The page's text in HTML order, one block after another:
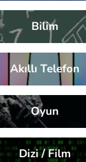
Bilim
Akıllı Telefon
Oyun
Dizi / Film